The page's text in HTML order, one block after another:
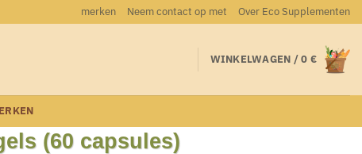
merken Neem contact op met Over Eco Supplementen
WINKELWAGEN /0 €
(60 capsules)